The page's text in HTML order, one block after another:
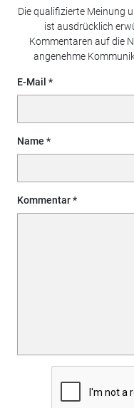
Die qualifizierte Meinung
ist ausdrücklich
Kommentaren auf die
angenehme
E-Mail
Name
Kommentar